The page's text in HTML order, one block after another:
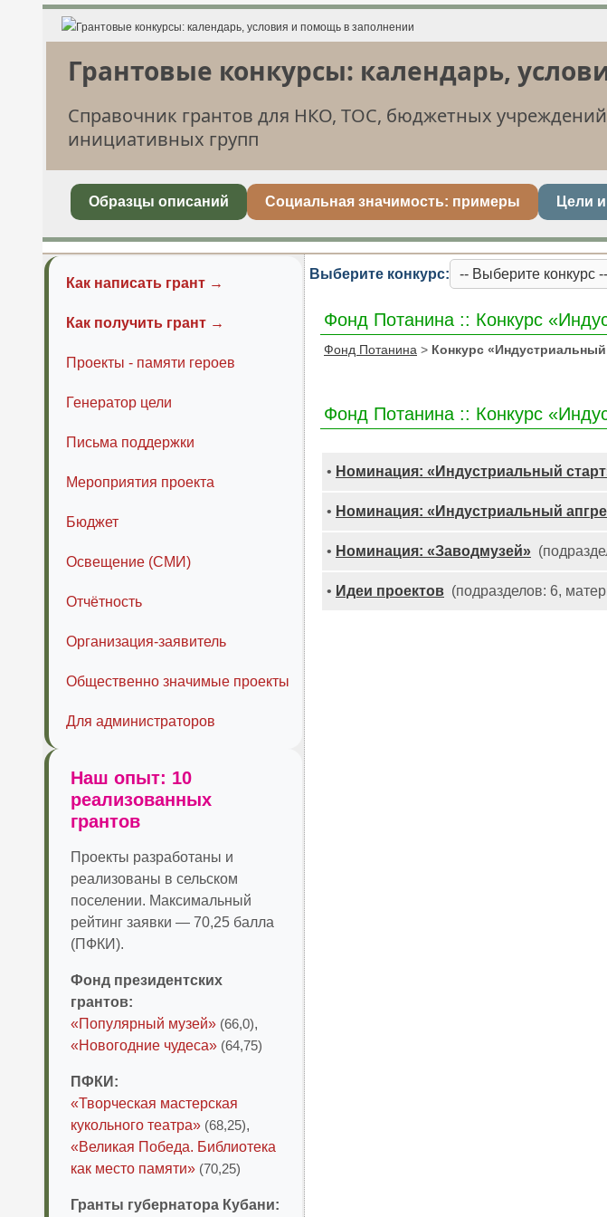
Грантовые конкурсы: календарь,
Справочник грантов для НКО, ТОС, бюджетных
инициативных групп
Образцы описаний Социальная значимость: примеры Цели
Как написать грант →
Как получить грант →
Проекты - памяти героев
Генератор цели
Письма поддержки
Мероприятия проекта
Бюджет
Освещение (СМИ)
Отчётность
Организация-заявитель
Общественно значимые проекты
Для администраторов
Наш опыт: 10
реализованных
грантов
Проекты разработаны и
реализованы в сельском
поселении. Максимальный
рейтинг заявки — 70,25 балла
(ПФКИ).
Фонд президентских
грантов:
«Популярный музей» (66,0),
«Новогодние чудеса» (64,75)
ПФКИ:
«Творческая мастерская
кукольного театра» (68,25),
«Великая Победа. Библиотека
как место памяти» (70,25)
Гранты губернатора Кубани:
Выберите конкурс:
Фонд Потанина :: Конкурс
Фонд Потанина > Конкурс
Фонд Потанина :: Конкурс
• Номинация: «Индустриальный
• Номинация: «Индустриальный
• Номинация: «Заводмузей»
• Идеи проектов (подразделов: 6,